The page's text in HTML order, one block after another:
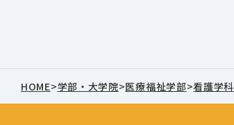
HOME>学部・大学院>医療福祉学部>看護学科